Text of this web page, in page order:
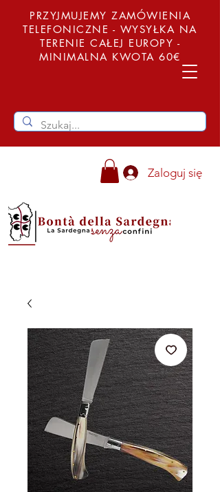
PRZYJMUJEMY ZAMÓWIENIA
TELEFONICZNE - WYSYŁKA NA
TERENIE CAŁEJ EUROPY -
MINIMALNA KWOTA 60€
Zaloguj się